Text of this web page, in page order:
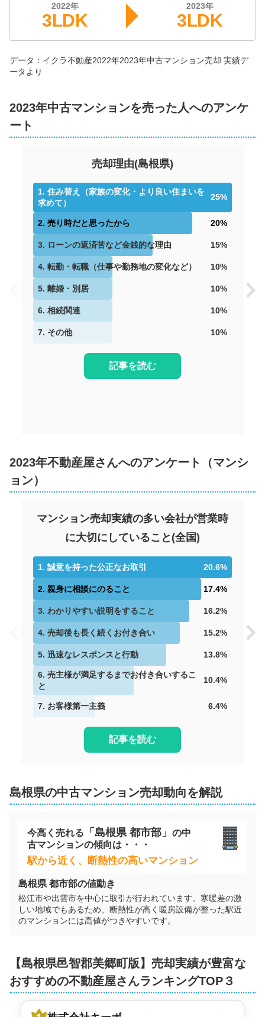
2022年
3LDK
2023年
3LDK
データ：イクラ不動産2022年2023年中古マンション売却 実績デ
ータより
2023年中古マンションを売った人へのアンケ
ート
売却理由(島根県)
1. 住み替え（家族の変化・より良い住まいを
求めて）
25%
2. 売り時だと思ったから 20%
3. ローンの返済苦など金銭的な理由 15%
4. 転勤・転職（仕事や勤務地の変化など） 10%
5. 離婚・別居 10%
6. 相続関連 10%
7. その他 10%
記事を読む
2023年不動産屋さんへのアンケート（マンシ
ョン）
マンション売却実績の多い会社が営業時
に大切にしていること (全国)
1. 誠意を持った公正なお取引 20.6%
2. 親身に相談にのること 17.4%
3. わかりやすい説明をすること 16.2%
4. 売却後も長く続くお付き合い 15.2%
5. 迅速なレスポンスと行動 13.8%
6. 売主様が満足するまでお付き合いするこ
と
10.4%
7. お客様第一主義 6.4%
記事を読む
島根県の中古マンション売却動向を解説
今高く売れる 「 島根県 都市部」 の中
古マンションの傾向は・・・
駅から近く、断熱性の高いマンション
島根県 都市部の値動き
松江市や出雲市を中心に取引が行われています。寒暖差の激
しい地域でもあるため、断熱性が高く暖房設備が整った駅近
のマンションには高値がつきやすいです。
【島根県邑智郡美郷町版】売却実績が豊富な
おすすめの不動産屋さんランキングTOP３